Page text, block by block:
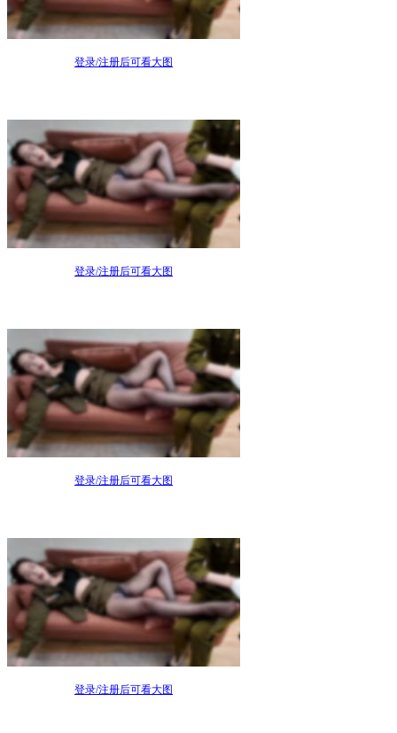
登录/注册后可看大图
登录/注册后可看大图
登录/注册后可看大图
登录/注册后可看大图